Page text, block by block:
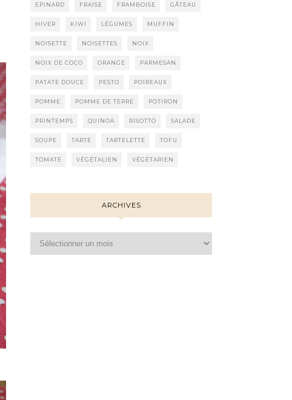
EPINARD FRAISE FRAMBOISE GÂTEAU
HIVER KIWI LÉGUMES MUFFIN
NOISETTE NOISETTES NOIX
NOIX DE COCO ORANGE PARMESAN
PATATE DOUCE PESTO POIREAUX
POMME POMME DE TERRE POTIRON
PRINTEMPS QUINOA RISOTTO SALADE
SOUPE TARTE TARTELETTE TOFU
TOMATE VÉGÉTALIEN VÉGÉTARIEN
ARCHIVES